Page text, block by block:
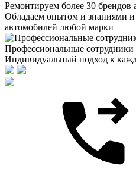
Ремонтируем более 30 брендов
Обладаем опытом и знаниями и
автомобилей любой марки
Профессиональные сотрудники
Индивидуальный подход к